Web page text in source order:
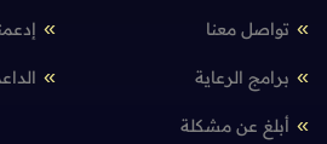
تواصل معنا
برامج الرعاية
أبلغ عن مشكلة